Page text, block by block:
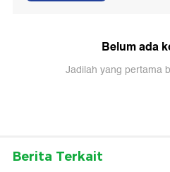
Belum ada
Jadilah yang pertama
Berita Terkait